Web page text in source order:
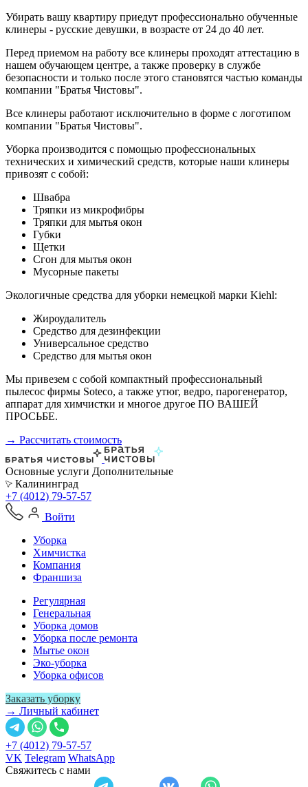
Убирать вашу квартиру приедут профессионально обученные
клинеры - русские девушки, в возрасте от 24 до 40 лет.
Перед приемом на работу все клинеры проходят аттестацию в
нашем обучающем центре, а также проверку в службе
безопасности и только после этого становятся частью команды
компании "Братья Чистовы".
Все клинеры работают исключительно в форме с логотипом
компании "Братья Чистовы".
Уборка производится с помощью профессиональных
технических и химический средств, которые наши клинеры
привозят с собой:
Швабра
Тряпки из микрофибры
Тряпки для мытья окон
Губки
Щетки
Сгон для мытья окон
Мусорные пакеты
Экологичные средства для уборки немецкой марки Kiehl:
Жироудалитель
Средство для дезинфекции
Универсальное средство
Средство для мытья окон
Мы привезем с собой компактный профессиональный
пылесос фирмы Soteco, а также утюг, ведро, парогенератор,
аппарат для химчистки и многое другое ПО ВАШЕЙ
ПРОСЬБЕ.
→ Рассчитать стоимость
Основные услуги Дополнительные
Калининград
+7 (4012) 79-57-57
Войти
Уборка
Химчистка
Компания
Франшиза
Регулярная
Генеральная
Уборка домов
Уборка после ремонта
Мытье окон
Эко-уборка
Уборка офисов
Заказать уборку
→ Личный кабинет
+7 (4012) 79-57-57
VK Telegram WhatsApp
Свяжитесь с нами